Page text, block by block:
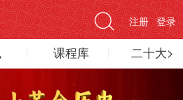
登录
注册
课程库 二十大>